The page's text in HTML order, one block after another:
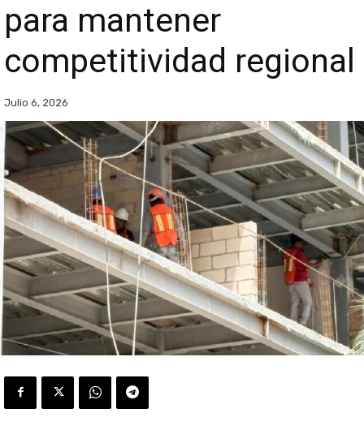
para mantener
competitividad regional
Julio 6, 2026